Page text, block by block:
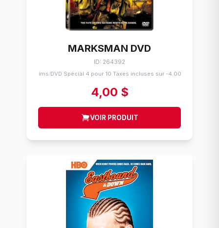
MARKSMAN DVD
ID: 264392
Flims/DVD Spécial 4 pour 10 Taxes incluses sur -4.00$
4,00 $
VOIR PRODUIT